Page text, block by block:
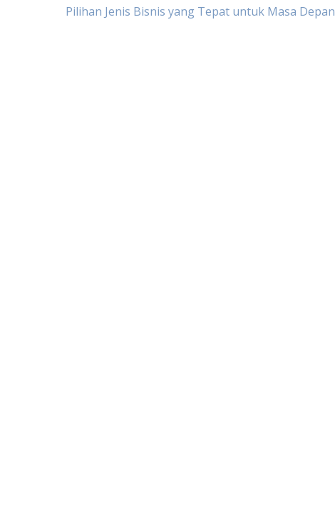
Post
Pilihan Jenis Bisnis yang Tepat untuk Masa Depan